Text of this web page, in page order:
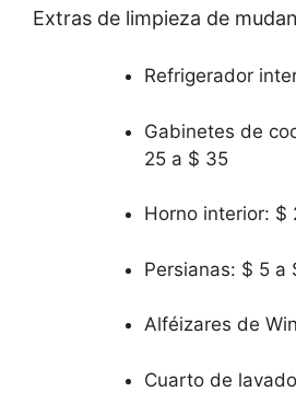
Extras de limpieza de
Refrigerador
Gabinetes de
25 a $ 35
Horno interior: $
Persianas: $ 5 a
Alféizares de
Cuarto de